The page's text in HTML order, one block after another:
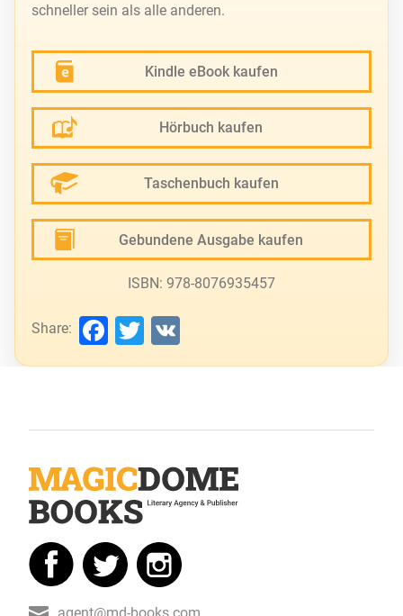
schneller sein als alle anderen.
Kindle eBook kaufen
Hörbuch kaufen
Taschenbuch kaufen
Gebundene Ausgabe kaufen
ISBN: 978-8076935457
Share: Facebook
Twitter